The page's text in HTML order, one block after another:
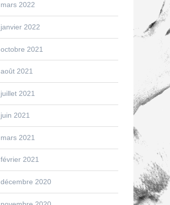
mars 2022
janvier 2022
octobre 2021
août 2021
juillet 2021
juin 2021
mars 2021
février 2021
décembre 2020